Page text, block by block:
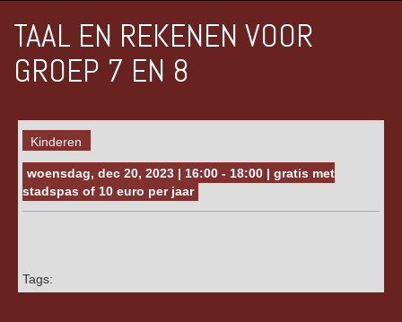
TAAL EN REKENEN VOOR
GROEP 7 EN 8
Kinderen
woensdag, dec 20, 2023 | 16:00 - 18:00 | gratis met
stadspas of 10 euro per jaar
Tags: